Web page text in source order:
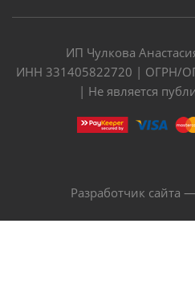
ИП Чулкова
ИНН 331405822720 | ОГРН/
| Не является
Разработчик сайта —